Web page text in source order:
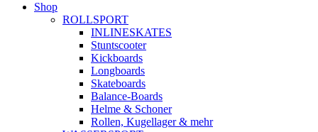
Shop
ROLLSPORT
INLINESKATES
Stuntscooter
Kickboards
Longboards
Skateboards
Balance-Boards
Helme & Schoner
Rollen, Kugellager & mehr